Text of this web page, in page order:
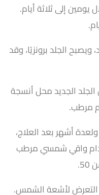
يومين إلى ثلاثة أيام.
ويصبح الجلد برونزيًا، وقد
الجديد محل أنسجة
مرطب.
أشهر بعد العلاج،
واقي شمسي مرطب
التعرض لأشعة الشمس.